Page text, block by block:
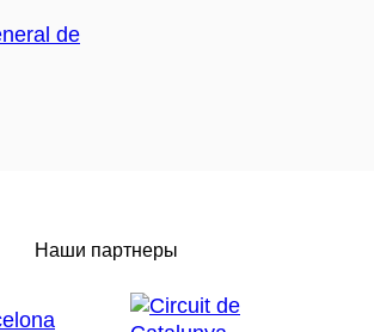
Наши партнеры